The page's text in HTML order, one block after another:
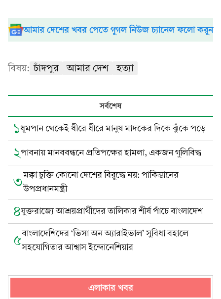
আমার দেশের খবর পেতে গুগল নিউজ চ্যানেল ফলো করুন
বিষয়: চাঁদপুর আমার দেশ হত্যা
সর্বশেষ
১ধূমপান থেকেই ধীরে ধীরে মানুষ মাদকের দিকে ঝুঁকে পড়ে
২পাবনায় মানববন্ধনে প্রতিপক্ষের হামলা, একজন গুলিবিদ্ধ
৩মক্কা চুক্তি কোনো দেশের বিরুদ্ধে নয়: পাকিস্তানের
উপপ্রধানমন্ত্রী
৪যুক্তরাজ্যে আশ্রয়প্রার্থীদের তালিকার শীর্ষ পাঁচে বাংলাদেশ
৫বাংলাদেশিদের ‘ভিসা অন অ্যারাইভাল’ সুবিধা বহালে
সহযোগিতার আশ্বাস ইন্দোনেশিয়ার
এলাকার খবর